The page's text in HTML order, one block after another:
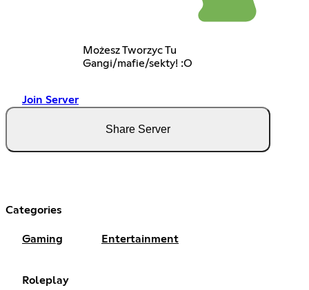
Możesz Tworzyc Tu
Gangi/mafie/sekty! :O
Join Server
Share Server
Categories
Gaming Entertainment
Roleplay